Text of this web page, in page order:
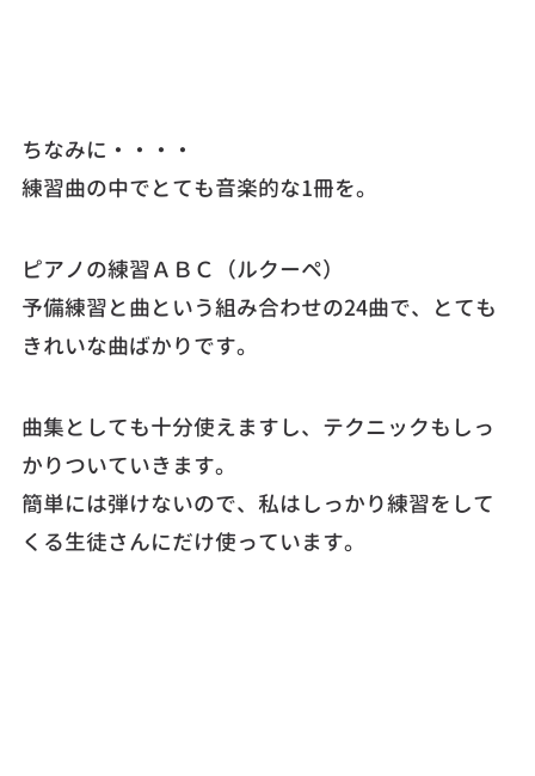
ちなみに・・・・
練習曲の中でとても音楽的な1冊を。
ピアノの練習ＡＢＣ（ルクーペ）
予備練習と曲という組み合わせの24曲で、とても
きれいな曲ばかりです。
曲集としても十分使えますし、テクニックもしっ
かりついていきます。
簡単には弾けないので、私はしっかり練習をして
くる生徒さんにだけ使っています。